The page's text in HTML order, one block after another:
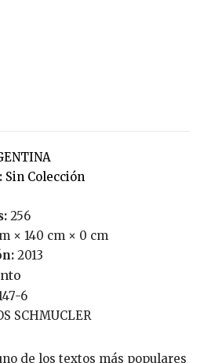
Sin Colección
256
× 140 cm × 0 cm
2013
6
SCHMUCLER